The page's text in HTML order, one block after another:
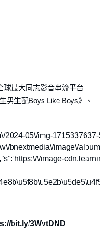
球最大同志影音串流平台
男生配Boys Like Boys》、
05\/img-
\/
bit.ly/3WvtDND